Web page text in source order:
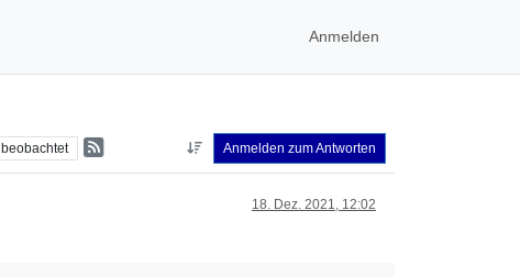
Anmelden
beobachtet Anmelden zum Antworten
18. Dez. 2021, 12:02